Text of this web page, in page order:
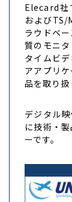
Elecard社
およびTS/
ラウドベ
質のモニ
タイムビ
アアプリ
品を取り扱
デジタル
に技術・
ーです。